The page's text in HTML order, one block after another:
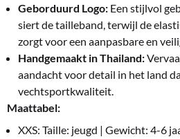
Geborduurd Logo: Een stijlvol
siert de tailleband, terwijl de
zorgt voor een aanpasbare en
Handgemaakt in Thailand:
aandacht voor detail in het land
vechtsportkwaliteit.
Maattabel:
XXS: Taille: jeugd | Gewicht: 4-6